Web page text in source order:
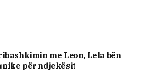
me Leon, Lela bën
për ndjekësit